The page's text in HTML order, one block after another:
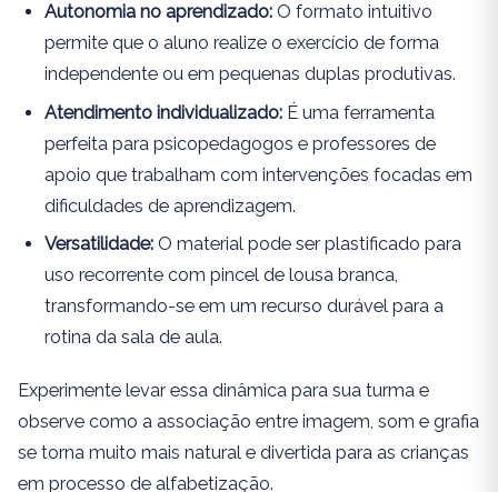
Autonomia no aprendizado: O formato intuitivo
permite que o aluno realize o exercício de forma
independente ou em pequenas duplas produtivas.
Atendimento individualizado: É uma ferramenta
perfeita para psicopedagogos e professores de
apoio que trabalham com intervenções focadas em
dificuldades de aprendizagem.
Versatilidade: O material pode ser plastificado para
uso recorrente com pincel de lousa branca,
transformando-se em um recurso durável para a
rotina da sala de aula.
Experimente levar essa dinâmica para sua turma e
observe como a associação entre imagem, som e grafia
se torna muito mais natural e divertida para as crianças
em processo de alfabetização.